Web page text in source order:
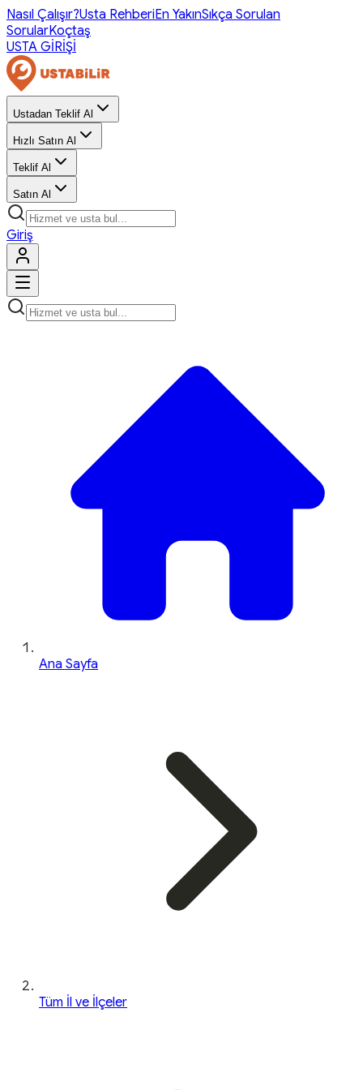
Nasıl Çalışır?Usta RehberiEn YakınSıkça Sorulan
SorularKoçtaş
USTA GİRİŞİ
Ustadan Teklif Al
Hızlı Satın Al
Teklif Al
Satın Al
Giriş
Ana Sayfa
Tüm İl ve İlçeler